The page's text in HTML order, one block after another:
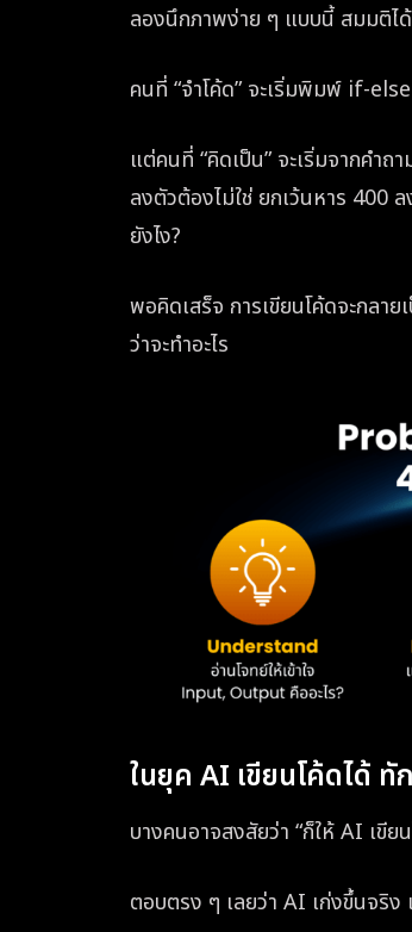
ลองนึกภาพง่าย ๆ แบบนี้ สมมติได้
คนที่ “จำโค้ด” จะเริ่มพิมพ์ if-
แต่คนที่ “คิดเป็น” จะเริ่มจากคำถ
ลงตัวต้องไม่ใช่ ยกเว้นหาร 400
ยังไง?
พอคิดเสร็จ การเขียนโค้ดจะกลา
ว่าจะทำอะไร
ในยุค AI เขียนโค้ดได้
บางคนอาจสงสัยว่า “ก็ให้ AI เขี
ตอบตรง ๆ เลยว่า AI เก่งขึ้นจริ